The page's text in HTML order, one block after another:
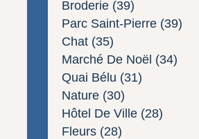
Broderie (39)
Parc Saint-Pierre (39)
Chat (35)
Marché De Noël (34)
Quai Bélu (31)
Nature (30)
Hôtel De Ville (28)
Fleurs (28)